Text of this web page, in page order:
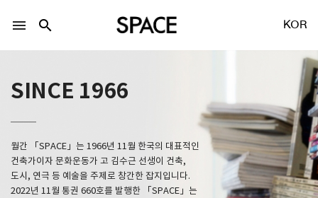
menu search KOR
SINCE 1966
월간 「SPACE」는 1966년 11월 한국의 대표적인
건축가이자 문화운동가 고 김수근 선생이 건축,
도시, 연극 등 예술을 주제로 창간한 잡지입니다.
2022년 11월 통권 660호를 발행한 「SPACE」는